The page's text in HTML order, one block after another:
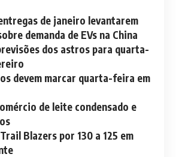
de janeiro levantarem
demanda de EVs na China
dos astros para quarta-
devem marcar quarta-feira em
de leite condensado e
Blazers por 130 a 125 em